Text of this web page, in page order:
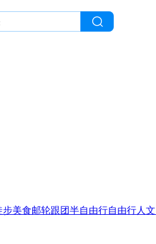
步美食邮轮跟团半自由行自由行人文